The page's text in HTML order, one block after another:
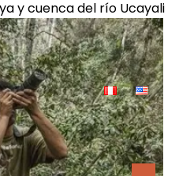
y cuenca del río Ucayali